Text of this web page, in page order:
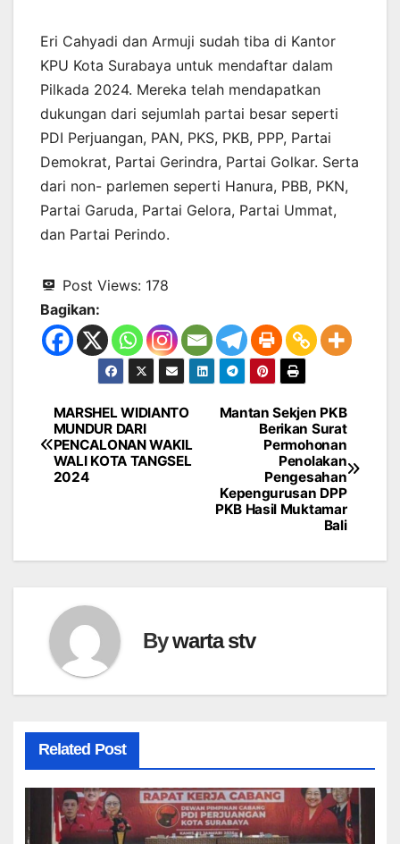
Eri Cahyadi dan Armuji sudah tiba di Kantor
KPU Kota Surabaya untuk mendaftar dalam
Pilkada 2024. Mereka telah mendapatkan
dukungan dari sejumlah partai besar seperti
PDI Perjuangan, PAN, PKS, PKB, PPP, Partai
Demokrat, Partai Gerindra, Partai Golkar. Serta
dari non- parlemen seperti Hanura, PBB, PKN,
Partai Garuda, Partai Gelora, Partai Ummat,
dan Partai Perindo.
Post Views: 178
Bagikan:
Navigasi
pos
Mantan Sekjen PKB
Berikan Surat
Permohonan
Penolakan
Pengesahan
Kepengurusan DPP
PKB Hasil Muktamar
Bali
MARSHEL WIDIANTO
MUNDUR DARI
PENCALONAN WAKIL
WALI KOTA TANGSEL
2024
Bywarta stv
Related Post